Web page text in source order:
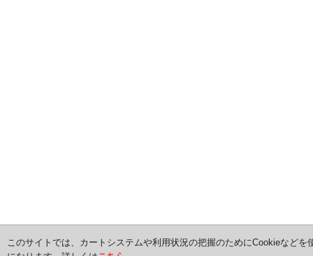
このサイトでは、カートシステムや利用状況の把握のためにCookieなど